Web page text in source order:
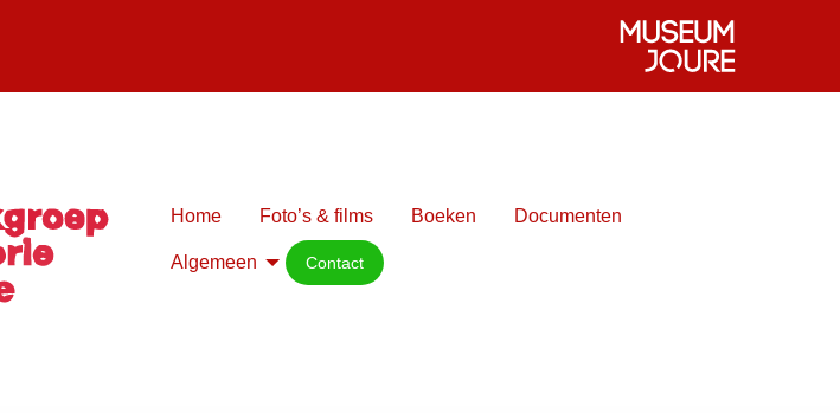
Home Foto’s & films Boeken Documenten
Algemeen Contact